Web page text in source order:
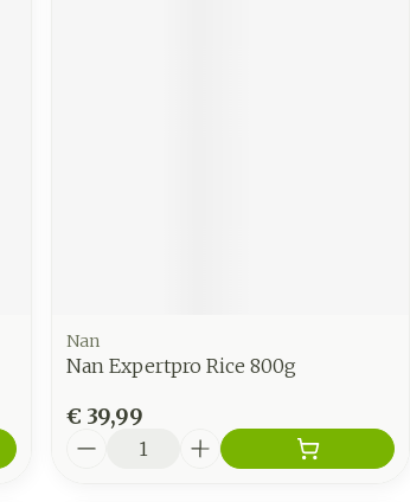
Nan
Nan Expertpro Rice 800g
€ 39,99